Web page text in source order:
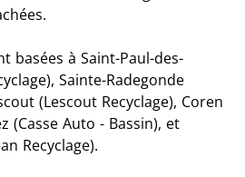
basées à Saint-Paul-des-
Sainte-Radegonde
(Lescout Recyclage), Coren
(Casse Auto - Bassin), et
Recyclage).